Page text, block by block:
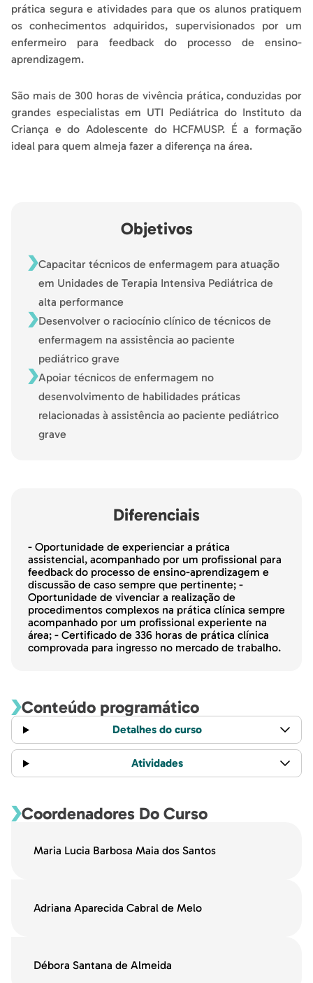
prática segura e atividades para que os alunos pratiquem
os conhecimentos adquiridos, supervisionados por um
enfermeiro para feedback do processo de ensino-
aprendizagem.
São mais de 300 horas de vivência prática, conduzidas por
grandes especialistas em UTI Pediátrica do Instituto da
Criança e do Adolescente do HCFMUSP. É a formação
ideal para quem almeja fazer a diferença na área.
Objetivos
Capacitar técnicos de enfermagem para atuação
em Unidades de Terapia Intensiva Pediátrica de
alta performance
Desenvolver o raciocínio clínico de técnicos de
enfermagem na assistência ao paciente
pediátrico grave
Apoiar técnicos de enfermagem no
desenvolvimento de habilidades práticas
relacionadas à assistência ao paciente pediátrico
grave
Diferenciais
- Oportunidade de experienciar a prática
assistencial, acompanhado por um profissional para
feedback do processo de ensino-aprendizagem e
discussão de caso sempre que pertinente; -
Oportunidade de vivenciar a realização de
procedimentos complexos na prática clínica sempre
acompanhado por um profissional experiente na
área; - Certificado de 336 horas de prática clínica
comprovada para ingresso no mercado de trabalho.
Conteúdo programático
Detalhes do curso
Atividades
Coordenadores Do Curso
Maria Lucia Barbosa Maia dos Santos
Adriana Aparecida Cabral de Melo
Débora Santana de Almeida